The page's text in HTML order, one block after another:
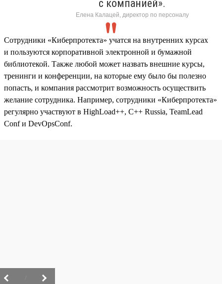
с компанией».
Елена Калацей, директор по персоналу
Сотрудники «Киберпротекта» учатся на внутренних курсах
и пользуются корпоративной электронной и бумажной
библиотекой. Также любой может назвать внешние курсы,
тренинги и конференции, на которые ему было бы полезно
попасть, и компания рассмотрит возможность осуществить
желание сотрудника. Например, сотрудники «Киберпротекта»
регулярно участвуют в HighLoad++, C++ Russia, TeamLead
Conf и DevOpsConf.